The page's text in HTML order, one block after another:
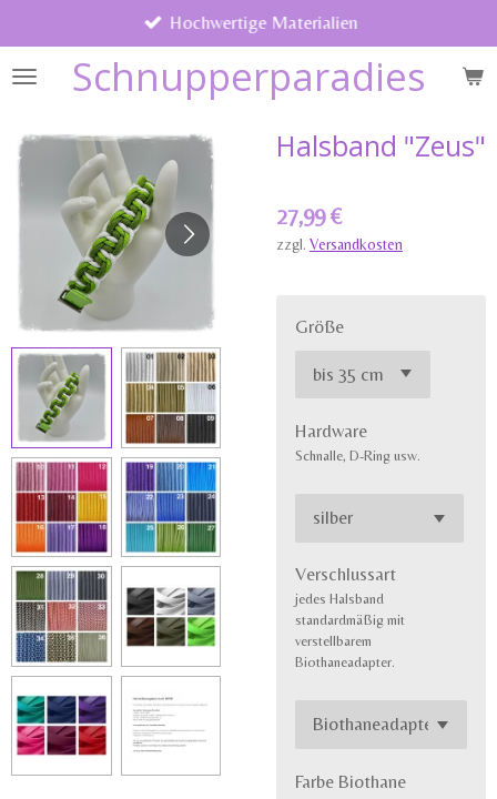
Hauptinhalt
springenSchnupperparadies
Hochwertige Materialien
Halsband "Zeus"
27,99 €
zzgl. Versandkosten
Größe
Hardware
Schnalle, D-Ring usw.
Verschlussart
jedes Halsband
standardmäßig mit
verstellbarem
Biothaneadapter.
Farbe Biothane